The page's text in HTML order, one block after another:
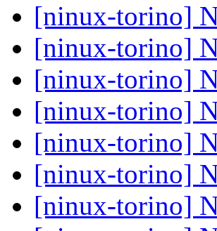
[ninux-torino]
[ninux-torino]
[ninux-torino]
[ninux-torino]
[ninux-torino]
[ninux-torino]
[ninux-torino]